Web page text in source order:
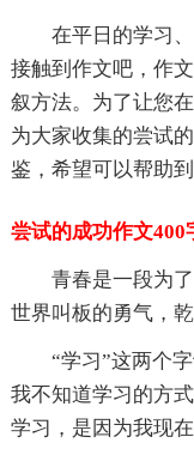
在平日的学习
接触到作文吧，作
叙方法。为了让您
为大家收集的尝试
鉴，希望可以帮助
尝试的成功作文400
青春是一段为
世界叫板的勇气，
“学习”这两个
我不知道学习的方
学习，是因为我现